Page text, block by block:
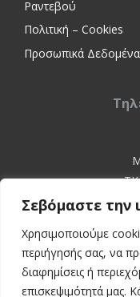
Σεβόμαστε την
Χρησιμοποιούμε
περιήγησής σας, να
διαφημίσεις ή
επισκεψιμότητά μας.
Ραντεβού
Πολιτική – Cookies
Προσωπικά Δεδομένα